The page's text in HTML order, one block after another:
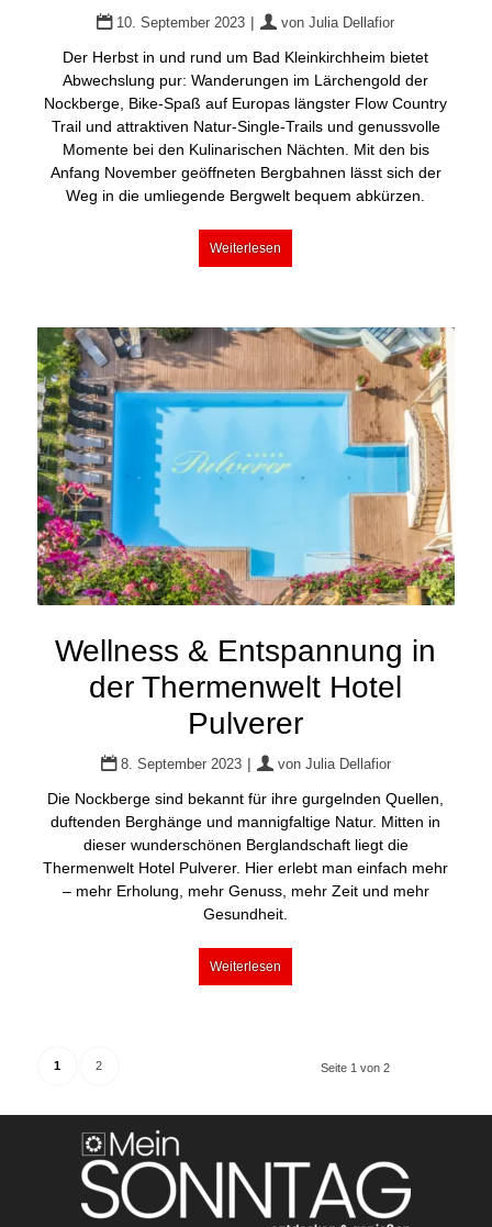
10. September 2023 | vonJulia Dellafior
Der Herbst in und rund um Bad Kleinkirchheim bietet
Abwechslung pur: Wanderungen im Lärchengold der
Nockberge, Bike-Spaß auf Europas längster Flow Country
Trail und attraktiven Natur-Single-Trails und genussvolle
Momente bei den Kulinarischen Nächten. Mit den bis
Anfang November geöffneten Bergbahnen lässt sich der
Weg in die umliegende Bergwelt bequem abkürzen.
Weiterlesen
Wellness & Entspannung in
der Thermenwelt Hotel
Pulverer
8. September 2023 | von Julia Dellafior
Die Nockberge sind bekannt für ihre gurgelnden Quellen,
duftenden Berghänge und mannigfaltige Natur. Mitten in
dieser wunderschönen Berglandschaft liegt die
Thermenwelt Hotel Pulverer. Hier erlebt man einfach mehr
– mehr Erholung, mehr Genuss, mehr Zeit und mehr
Gesundheit.
Weiterlesen
Seite 1 von 2
1 2